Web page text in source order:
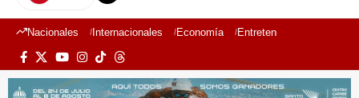
Nacionales Internacionales Economía Entretenimiento